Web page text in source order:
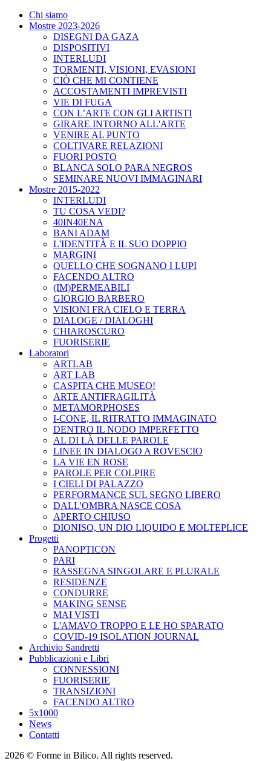
Chi siamo
Mostre 2023-2026
DISEGNI DA GAZA
DISPOSITIVI
INTERLUDI
TORMENTI, VISIONI, EVASIONI
CIÒ CHE MI CONTIENE
ACCOSTAMENTI IMPREVISTI
VIE DI FUGA
CON L’ARTE CON GLI ARTISTI
GIRARE INTORNO ALL'ARTE
VENIRE AL PUNTO
COLTIVARE RELAZIONI
FUORI POSTO
BLANCA SOLO PARA NEGROS
SEMINARE NUOVI IMMAGINARI
Mostre 2015-2022
INTERLUDI
TU COSA VEDI?
40IN40ENA
BANI ADAM
L'IDENTITÀ E IL SUO DOPPIO
MARGINI
QUELLO CHE SOGNANO I LUPI
FACENDO ALTRO
(IM)PERMEABILI
GIORGIO BARBERO
VISIONI FRA CIELO E TERRA
DIALOGE / DIALOGHI
CHIAROSCURO
FUORISERIE
Laboratori
ARTLAB
ART LAB
CASPITA CHE MUSEO!
ARTE ANTIFRAGILITÀ
METAMORPHOSES
I-CONE, IL RITRATTO IMMAGINATO
DENTRO IL NODO IMPERFETTO
AL DI LÀ DELLE PAROLE
LINEE IN DIALOGO A ROVESCIO
LA VIE EN ROSE
PAROLE PER COLPIRE
I CIELI DI PALAZZO
PERFORMANCE SUL SEGNO LIBERO
DALL'OMBRA NASCE COSA
APERTO CHIUSO
DIONISO, UN DIO LIQUIDO E MOLTEPLICE
Progetti
PANOPTICON
PARI
RASSEGNA SINGOLARE E PLURALE
RESIDENZE
CONDURRE
MAKING SENSE
MAI VISTI
L'AMAVO TROPPO E LE HO SPARATO
COVID-19 ISOLATION JOURNAL
Archivio Sandretti
Pubblicazioni e Libri
CONNESSIONI
FUORISERIE
TRANSIZIONI
FACENDO ALTRO
5x1000
News
Contatti
2026 © Forme in Bilico. All rights reserved.